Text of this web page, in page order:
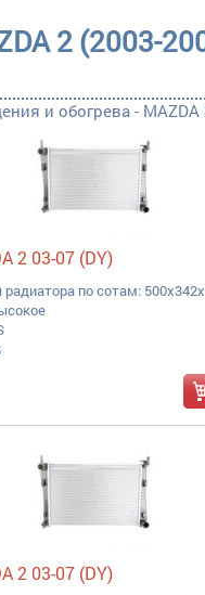
2 (2003-
и обогрева - MAZDA
2 03-07 (DY)
по сотам:
2 03-07 (DY)